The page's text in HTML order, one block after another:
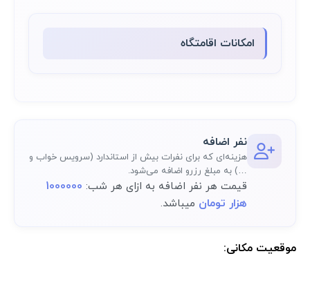
امکانات اقامتگاه
نفر اضافه
هزینه‌ای که برای نفرات بیش از استاندارد (سرویس خواب و
…) به مبلغ رزرو اضافه می‌شود.
قیمت هر نفر اضافه به ازای هر شب:
هزار تومان میباشد.
موقعیت مکانی: